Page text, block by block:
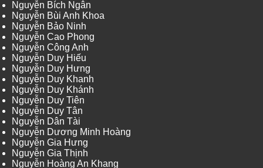
Nguyễn Bích Ngân
Nguyễn Bùi Anh Khoa
Nguyễn Bảo Ninh
Nguyễn Cao Phong
Nguyễn Công Anh
Nguyễn Duy Hiếu
Nguyễn Duy Hưng
Nguyễn Duy Khanh
Nguyễn Duy Khánh
Nguyễn Duy Tiên
Nguyễn Duy Tân
Nguyễn Dân Tài
Nguyễn Dương Minh Hoàng
Nguyễn Gia Hưng
Nguyễn Gia Thịnh
Nguyễn Hoàng An Khang